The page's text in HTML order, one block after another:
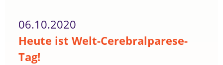
06.10.2020
Heute ist Welt-Cerebralparese-
Tag!